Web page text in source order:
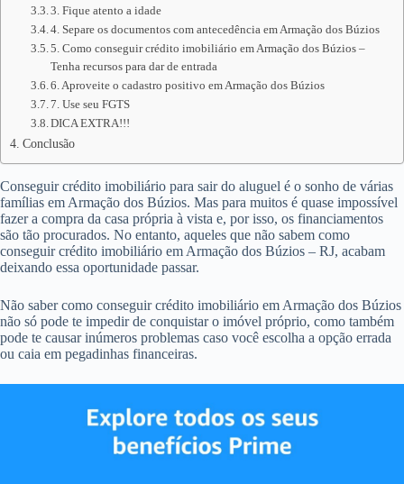
3. Fique atento a idade
4. Separe os documentos com antecedência em Armação dos Búzios
5. Como conseguir crédito imobiliário em Armação dos Búzios –
Tenha recursos para dar de entrada
6. Aproveite o cadastro positivo em Armação dos Búzios
7. Use seu FGTS
DICA EXTRA!!!
Conclusão
Conseguir crédito imobiliário para sair do aluguel é o sonho de várias
famílias em Armação dos Búzios. Mas para muitos é quase impossível
fazer a compra da casa própria à vista e, por isso, os financiamentos
são tão procurados. No entanto, aqueles que não sabem como
conseguir crédito imobiliário em Armação dos Búzios – RJ, acabam
deixando essa oportunidade passar.
Não saber como conseguir crédito imobiliário em Armação dos Búzios
não só pode te impedir de conquistar o imóvel próprio, como também
pode te causar inúmeros problemas caso você escolha a opção errada
ou caia em pegadinhas financeiras.